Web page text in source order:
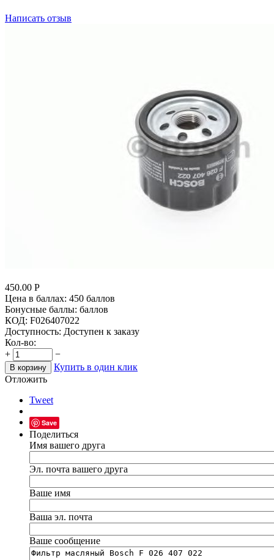
Написать отзыв
450.00 Р
Цена в баллах: 450 баллов
Бонусные баллы: баллов
КОД: F026407022
Доступность: Доступен к заказу
Кол-во:
+
−
В корзину
Купить в один клик
Отложить
Tweet
Save
Поделиться
Имя вашего друга
Эл. почта вашего друга
Ваше имя
Ваша эл. почта
Ваше сообщение